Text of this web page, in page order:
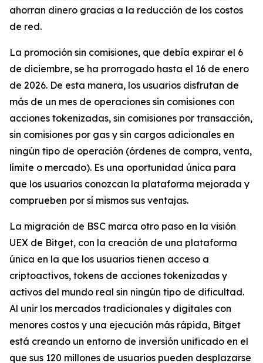
ahorran dinero gracias a la reducción de los costos
de red.
La promoción sin comisiones, que debía expirar el 6
de diciembre, se ha prorrogado hasta el 16 de enero
de 2026. De esta manera, los usuarios disfrutan de
más de un mes de operaciones sin comisiones con
acciones tokenizadas, sin comisiones por transacción,
sin comisiones por gas y sin cargos adicionales en
ningún tipo de operación (órdenes de compra, venta,
límite o mercado). Es una oportunidad única para
que los usuarios conozcan la plataforma mejorada y
comprueben por sí mismos sus ventajas.
La migración de BSC marca otro paso en la visión
UEX de Bitget, con la creación de una plataforma
única en la que los usuarios tienen acceso a
criptoactivos, tokens de acciones tokenizadas y
activos del mundo real sin ningún tipo de dificultad.
Al unir los mercados tradicionales y digitales con
menores costos y una ejecución más rápida, Bitget
está creando un entorno de inversión unificado en el
que sus 120 millones de usuarios pueden desplazarse